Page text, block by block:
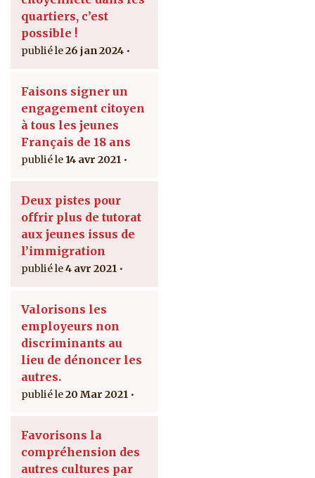
quartiers, c’est
possible !
26 jan 2024
Faisons signer un
engagement citoyen
à tous les jeunes
Français de 18 ans
14 avr 2021
Deux pistes pour
offrir plus de tutorat
aux jeunes issus de
l’immigration
4 avr 2021
Valorisons les
employeurs non
discriminants au
lieu de dénoncer les
autres.
20 Mar 2021
Favorisons la
compréhension des
autres cultures par